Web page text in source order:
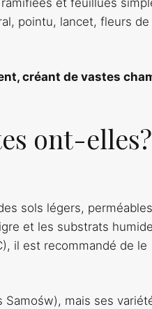
pointu, lancet, fleurs de
créant de vastes
ont-elles?
sols légers,
et les substrats
il est recommandé de le
mais ses